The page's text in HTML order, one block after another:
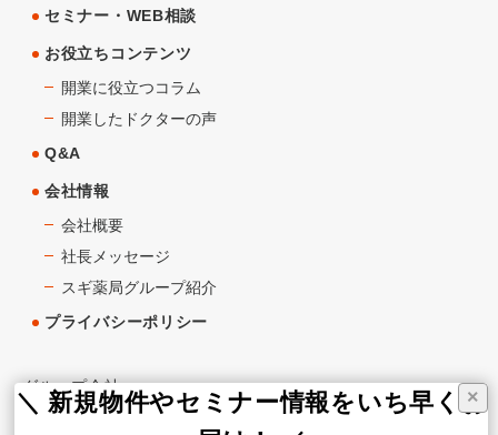
セミナー・WEB相談
お役立ちコンテンツ
開業に役立つコラム
開業したドクターの声
Q&A
会社情報
会社概要
社長メッセージ
スギ薬局グループ紹介
プライバシーポリシー
グループ会社
×
＼ 新規物件やセミナー情報をいち早くお